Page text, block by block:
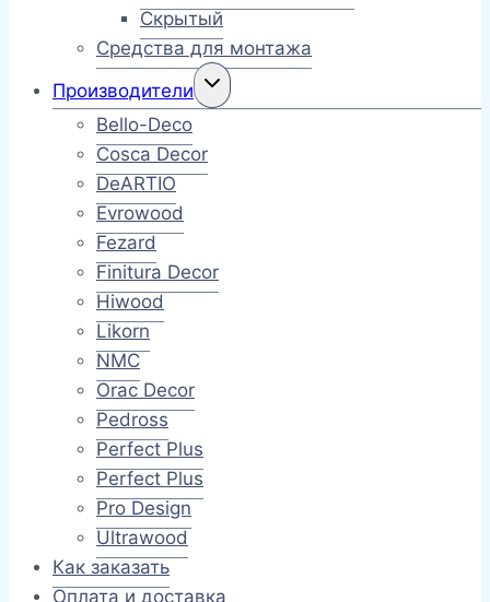
Скрытый
Средства для монтажа
Производители
Переключить
дочернее
Bello-Deco
Cosca Decor
DeARTIO
Evrowood
Fezard
Finitura Decor
Hiwood
Likorn
NMC
Orac Decor
Pedross
Perfect Plus
Perfect Plus
Pro Design
Ultrawood
Как заказать
Оплата и доставка